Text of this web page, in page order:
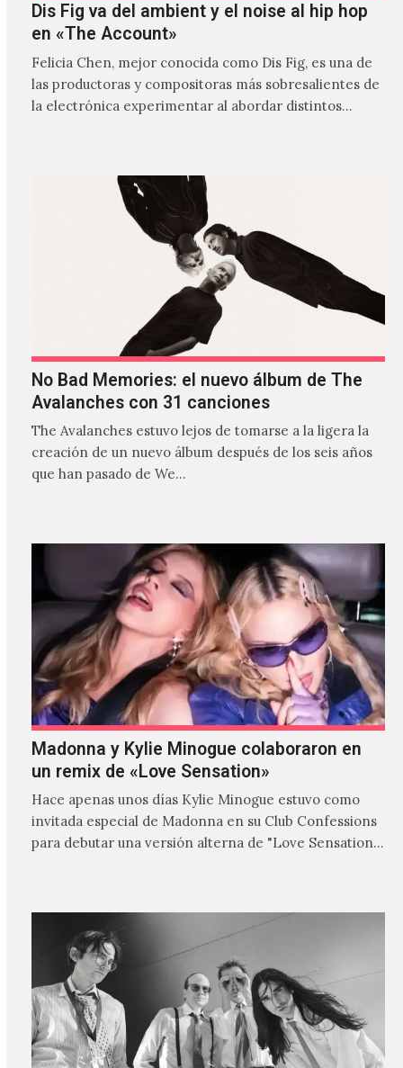
Dis Fig va del ambient y el noise al hip hop
en «The Account»
Felicia Chen, mejor conocida como Dis Fig, es una de
las productoras y compositoras más sobresalientes de
la electrónica experimentar al abordar distintos
No Bad Memories: el nuevo álbum de The
Avalanches con 31 canciones
The Avalanches estuvo lejos de tomarse a la ligera la
creación de un nuevo álbum después de los seis años
que han pasado de We…
Madonna y Kylie Minogue colaboraron en
un remix de «Love Sensation»
Hace apenas unos días Kylie Minogue estuvo como
invitada especial de Madonna en su Club Confessions
para debutar una versión alterna de "Love Sensation",